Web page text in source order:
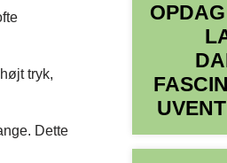
tryk,
Dette